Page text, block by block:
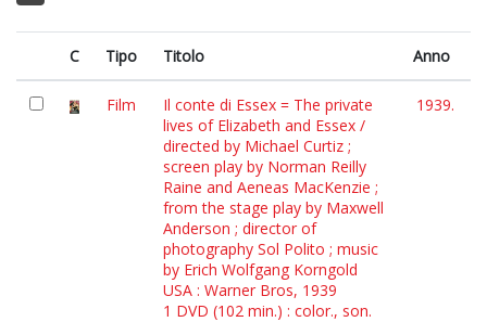
C Tipo Titolo Anno
Film
Il conte di Essex = The private
lives of Elizabeth and Essex /
directed by Michael Curtiz ;
screen play by Norman Reilly
Raine and Aeneas MacKenzie ;
from the stage play by Maxwell
Anderson ; director of
photography Sol Polito ; music
by Erich Wolfgang Korngold
USA : Warner Bros, 1939
1 DVD (102 min.) : color., son.
1939.